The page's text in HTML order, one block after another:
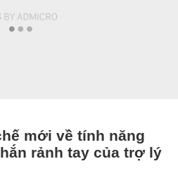
mới về tính năng
rảnh tay của trợ lý